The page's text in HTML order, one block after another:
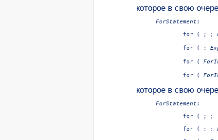
которое в свою
ForStatement :
	for ( ; ;
	for ( ;
	for (
	for (
которое в свою
ForStatement :
for ( ; ;
	for ( ; ;